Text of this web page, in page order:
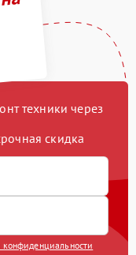
техники через
скидка
конфиденциальности